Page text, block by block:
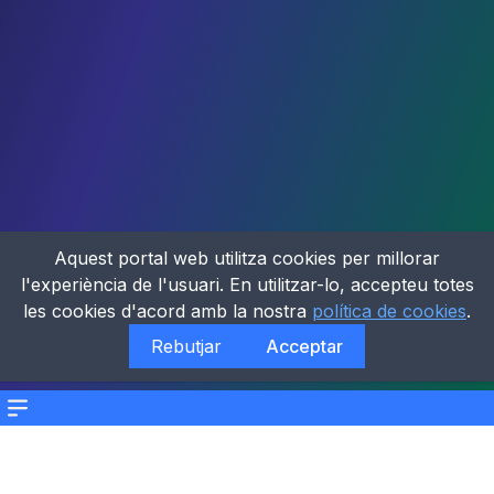
Menu
Aquest portal web utilitza cookies per millorar
l'experiència de l'usuari. En utilitzar-lo, accepteu totes
les cookies d'acord amb la nostra política de cookies.
Rebutjar
Acceptar